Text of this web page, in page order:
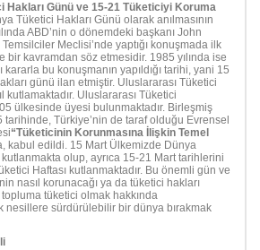
Hakları Günü ve 15-21 Tüketiciyi Koruma
Tüketici Hakları Günü olarak anılmasının
ABD’nin o dönemdeki başkanı John
Meclisi’nde yaptığı konuşmada ilk
bir kavramdan söz etmesidir. 1985 yılında ise
kararla bu konuşmanın yapıldığı tarihi, yani 15
günü ilan etmiştir. Uluslararası Tüketici
kutlamaktadır. Uluslararası Tüketici
ülkesinde üyesi bulunmaktadır. Birleşmiş
Türkiye’nin de taraf olduğu Evrensel
“Tüketicinin Korunmasına İlişkin Temel
kabul edildi. 15 Mart Ülkemizde Dünya
olup, ayrıca 15-21 Mart tarihlerini
Haftası kutlanmaktadır. Bu önemli gün ve
nasıl korunacağı ya da tüketici hakları
tüketici olmak hakkında
nesillere sürdürülebilir bir dünya bırakmak